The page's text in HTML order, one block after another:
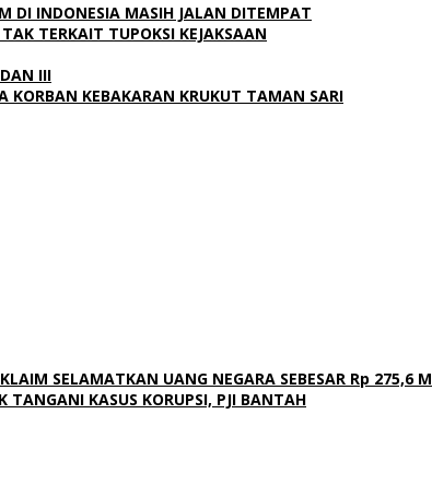
DI INDONESIA MASIH JALAN DITEMPAT
TERKAIT TUPOKSI KEJAKSAAN
III
KORBAN KEBAKARAN KRUKUT TAMAN SARI
SELAMATKAN UANG NEGARA SEBESAR Rp 275,6 M
TANGANI KASUS KORUPSI, PJI BANTAH